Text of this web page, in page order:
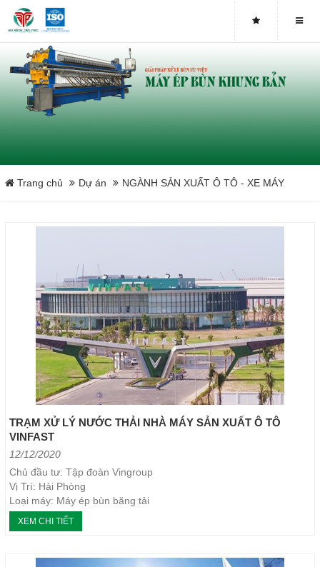
NGÀNH SẢN XUẤT Ô TÔ - XE MÁY
NGÀNH DỆT MAY - DỆT NHUỘM
XỬ LÝ CHẤT THẢI IN ẤN
NGÀNH SẢN XUẤT HÓA CHẤT
NGÀNH SẢN XUẤT BAO BÌ
NGÀNH GỐM XỨ
SẢN XUẤT NHỰA
NGÀNH GIẤY - BỘT GIẤY
NGÀNH Y TẾ - DƯỢC PHẨM
NGÀNH NGHỀ KHÁC
Close
Trang chủ Dự án NGÀNH SẢN XUẤT Ô TÔ - XE MÁY
TRẠM XỬ LÝ NƯỚC THẢI NHÀ MÁY SẢN XUẤT Ô TÔ
VINFAST
12/12/2020
Chủ đầu tư: Tập đoàn Vingroup
Vị Trí: Hải Phòng
Loại máy: Máy ép bùn băng tải
Năm thực hiện: 2019
XEM CHI TIẾT